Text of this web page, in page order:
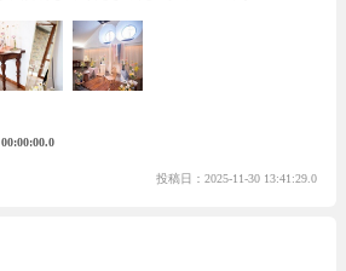
した。挙式はみんなを感動させられるよ
しめるように、感情がたくさんの式に
選びにこだわったり、全員参加のゲー
詰まった式になったと思います。
かい式だったと言ってもらえて本当に
があり、不安を感じる場面も少しあり
いただきありがとうございました。
投稿日：2025-11-30 13:41:29.0